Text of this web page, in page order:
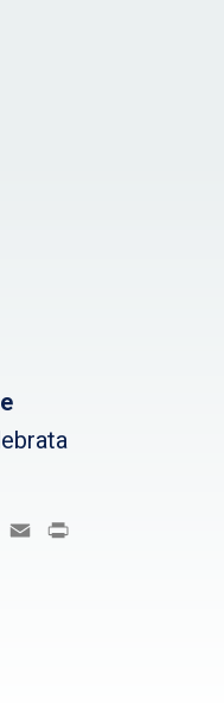
Telegram
Email